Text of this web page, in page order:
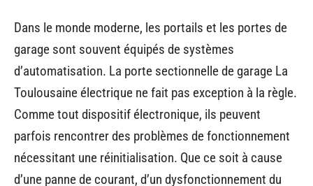
Dans le monde moderne, les portails et les portes de
garage sont souvent équipés de systèmes
d’automatisation. La porte sectionnelle de garage La
Toulousaine électrique ne fait pas exception à la règle.
Comme tout dispositif électronique, ils peuvent
parfois rencontrer des problèmes de fonctionnement
nécessitant une réinitialisation. Que ce soit à cause
d’une panne de courant, d’un dysfonctionnement du